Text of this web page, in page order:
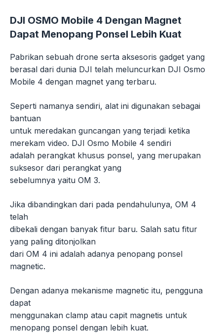
DJI OSMO Mobile 4 Dengan Magnet
Dapat Menopang Ponsel Lebih Kuat
Pabrikan sebuah drone serta aksesoris gadget yang
berasal dari dunia DJI telah meluncurkan DJI Osmo
Mobile 4 dengan magnet yang terbaru.
Seperti namanya sendiri, alat ini digunakan sebagai
bantuan
untuk meredakan guncangan yang terjadi ketika
merekam video. DJI Osmo Mobile 4 sendiri
adalah perangkat khusus ponsel, yang merupakan
suksesor dari perangkat yang
sebelumnya yaitu OM 3.
Jika dibandingkan dari pada pendahulunya, OM 4
telah
dibekali dengan banyak fitur baru. Salah satu fitur
yang paling ditonjolkan
dari OM 4 ini adalah adanya penopang ponsel
magnetic.
Dengan adanya mekanisme magnetic itu, pengguna
dapat
menggunakan clamp atau capit magnetis untuk
menopang ponsel dengan lebih kuat.